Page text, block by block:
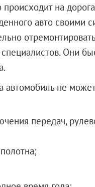
на
авто своими
Они
автомобиль не
передач,